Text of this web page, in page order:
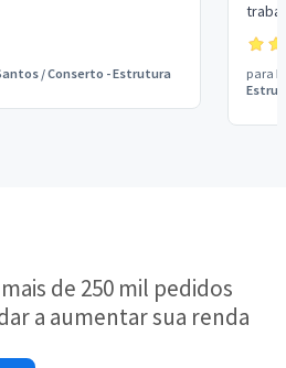
/Conserto - Estrutura para
de 250 mil pedidos
a aumentar sua renda